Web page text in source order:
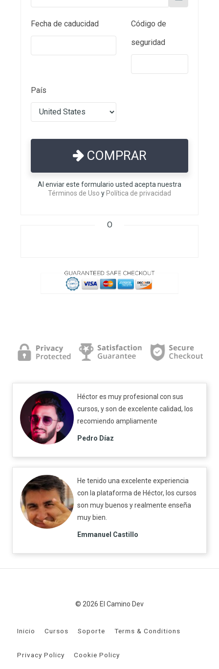
Fecha de caducidad
Código de
seguridad
País
COMPRAR
Al enviar este formulario usted acepta nuestra
Términos de Uso y Política de privacidad
O
Héctor es muy profesional con sus
cursos, y son de excelente calidad, los
recomiendo ampliamente
Pedro Díaz
He tenido una excelente experiencia
con la plataforma de Héctor, los cursos
son muy buenos y realmente enseña
muy bien.
Emmanuel Castillo
© 2026 El Camino Dev
Inicio Cursos Soporte Terms & Conditions
Privacy Policy Cookie Policy